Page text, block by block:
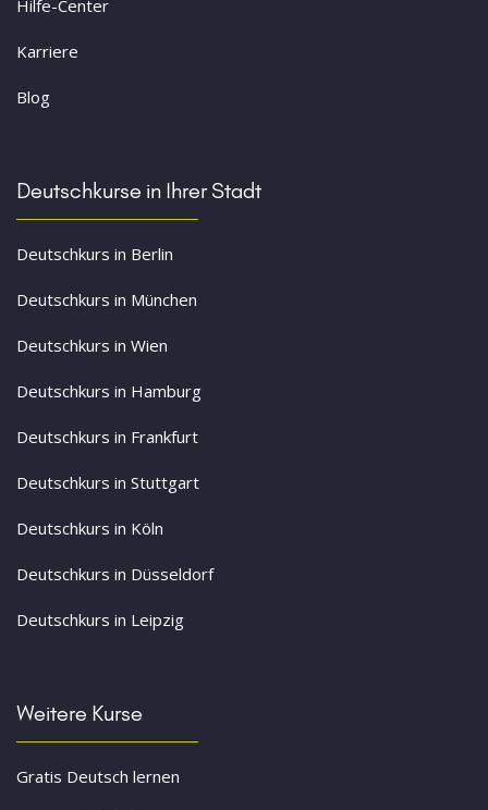
Hilfe-Center
Karriere
Blog
Deutschkurse in Ihrer Stadt
Deutschkurs in Berlin
Deutschkurs in München
Deutschkurs in Wien
Deutschkurs in Hamburg
Deutschkurs in Frankfurt
Deutschkurs in Stuttgart
Deutschkurs in Köln
Deutschkurs in Düsseldorf
Deutschkurs in Leipzig
Weitere Kurse
Gratis Deutsch lernen